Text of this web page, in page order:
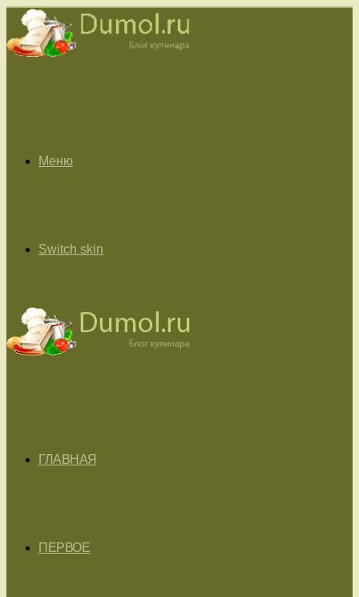
Меню
Switch skin
ГЛАВНАЯ
ПЕРВОЕ